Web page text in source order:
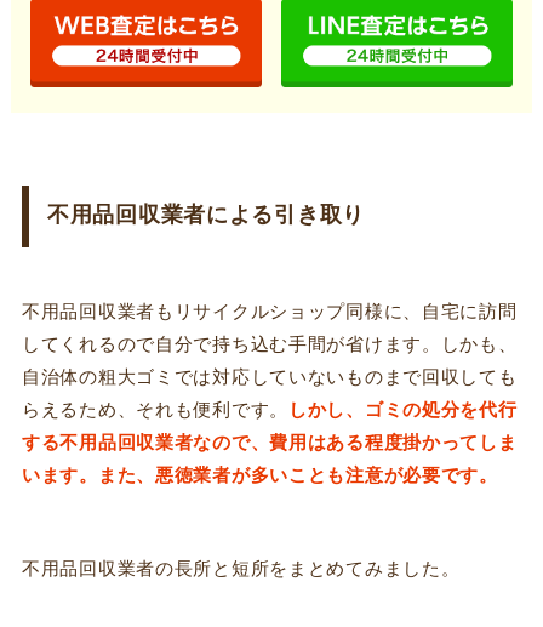
不用品回収業者による引き取り
不用品回収業者もリサイクルショップ同様に、
自宅に訪問
してくれるので自分で持ち込む手間が省けます 。しかも、
自治体の粗大ゴミでは対応していないものまで回収しても
らえるため、それも便利です。
しかし、ゴミの処分を代行
する不用品回収業者なので、費用はある程度掛かってしま
います。また、悪徳業者が多いことも注意が必要です。
不用品回収業者の長所と短所をまとめてみました。